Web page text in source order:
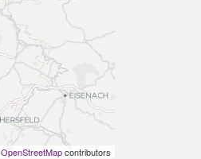
OpenStreetMapcontributors